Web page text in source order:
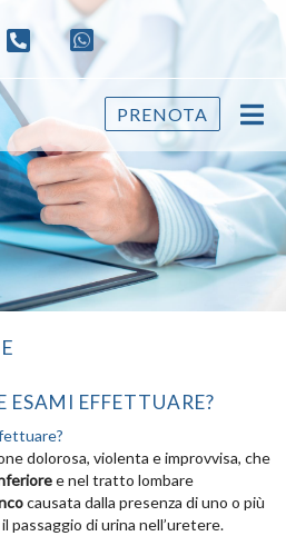
PRENOTA
ESAMI EFFETTUARE?
dolorosa, violenta e improvvisa, che
e nel tratto lombare
causata dalla presenza di uno o più
passaggio di urina nell’uretere.